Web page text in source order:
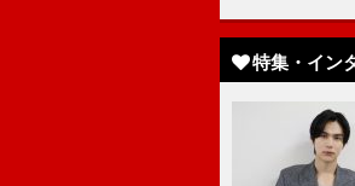
特集・イン